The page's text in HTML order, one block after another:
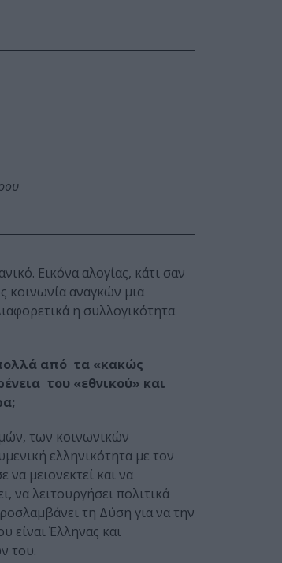
Εικόνα αλογίας, κάτι σαν
κοινωνία αναγκών μια
η συλλογικότητα
πολλά από τα «κακώς
του «εθνικού» και
των κοινωνικών
ελληνικότητα με τον
μειονεκτεί και να
να λειτουργήσει πολιτικά
τη Δύση για να την
είναι Έλληνας και
του.